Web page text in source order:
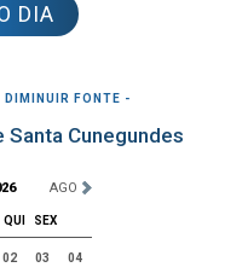
DIA
DIMINUIR FONTE -
Santa Cunegundes
AGO
QUI
SEX
02 03 04